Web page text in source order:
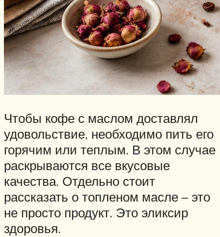
Чтобы кофе с маслом доставлял
удовольствие, необходимо пить его
горячим или теплым. В этом случае
раскрываются все вкусовые
качества. Отдельно стоит
рассказать о топленом масле – это
не просто продукт. Это эликсир
здоровья.